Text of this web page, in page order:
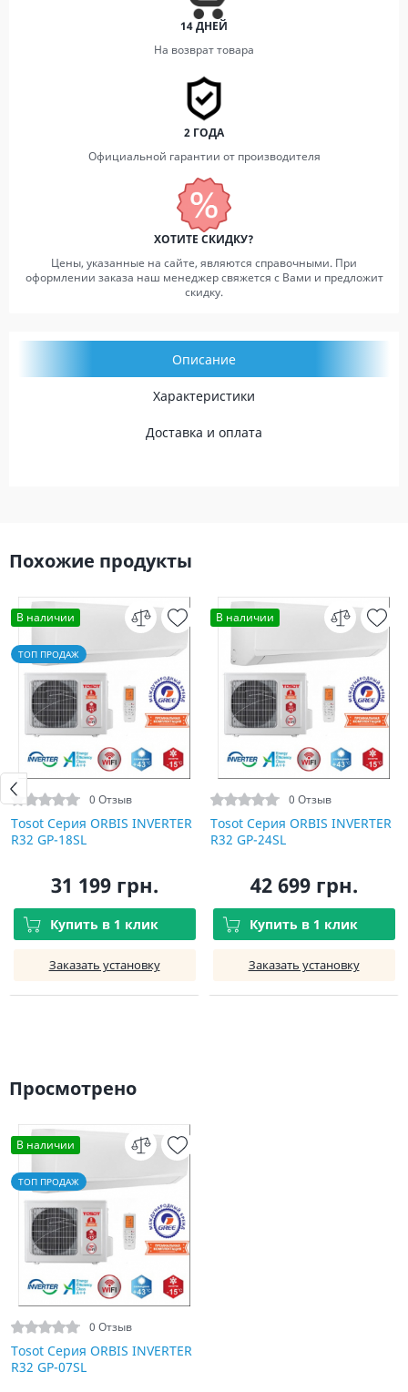
14 ДНЕЙ
На возврат товара
2 ГОДА
Официальной гарантии от производителя
ХОТИТЕ СКИДКУ?
Цены, указанные на сайте, являются справочными. При
оформлении заказа наш менеджер свяжется с Вами и предложит
скидку.
Описание
Характеристики
Доставка и оплата
Похожие продукты
В наличии
ТОП ПРОДАЖ
0 Отзыв
Tosot Серия ORBIS INVERTER
R32 GP-18SL
31 199 грн.
Купить в 1 клик
Заказать установку
В наличии
0 Отзыв
Tosot Серия ORBIS INVERTER
R32 GP-24SL
42 699 грн.
Купить в 1 клик
Заказать установку
Просмотрено
В наличии
ТОП ПРОДАЖ
0 Отзыв
Tosot Серия ORBIS INVERTER
R32 GP-07SL